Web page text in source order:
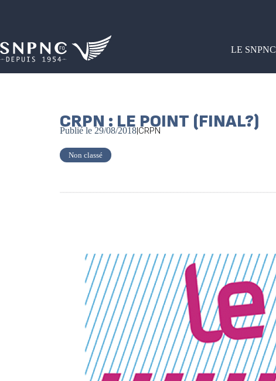
LE SNPNC
CRPN : LE POINT (FINAL?)
Publié le 29/08/2018|CRPN
Non classé